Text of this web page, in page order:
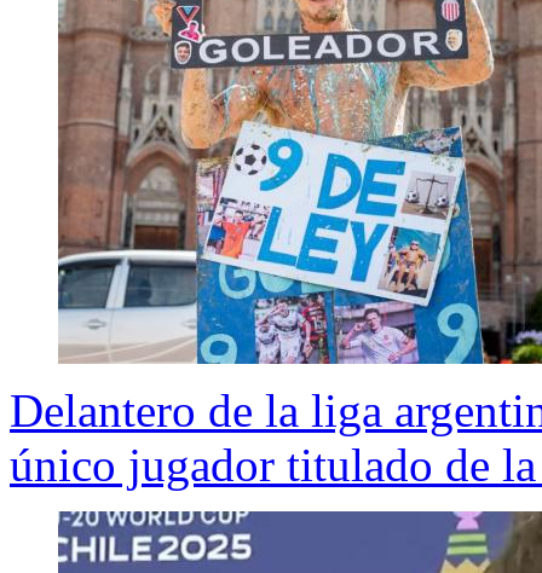
Delantero de la liga
único jugador titulado de